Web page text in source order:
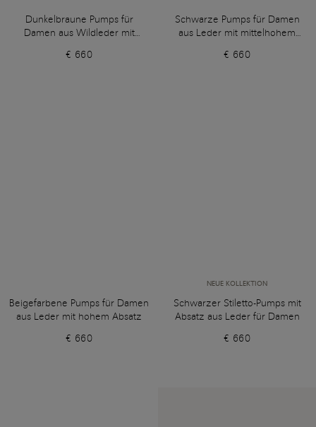
Dunkelbraune Pumps für
Damen aus Wildleder mit
€ 660
Schwarze Pumps für Damen
aus Leder mit mittelhohem
€ 660
Beigefarbene Pumps für Damen
aus Leder mit hohem Absatz
€ 660
NEUE KOLLEKTION
Schwarzer Stiletto-Pumps mit
Absatz aus Leder für Damen
€ 660